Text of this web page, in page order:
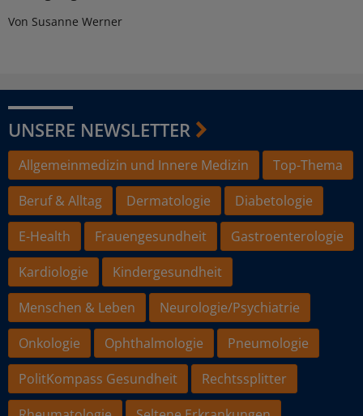
Von Susanne Werner
UNSERE NEWSLETTER
Allgemeinmedizin und Innere Medizin
Top-Thema
Beruf & Alltag
Dermatologie
Diabetologie
E-Health
Frauengesundheit
Gastroenterologie
Kardiologie
Kindergesundheit
Menschen & Leben
Neurologie/Psychiatrie
Onkologie
Ophthalmologie
Pneumologie
PolitKompass Gesundheit
Rechtssplitter